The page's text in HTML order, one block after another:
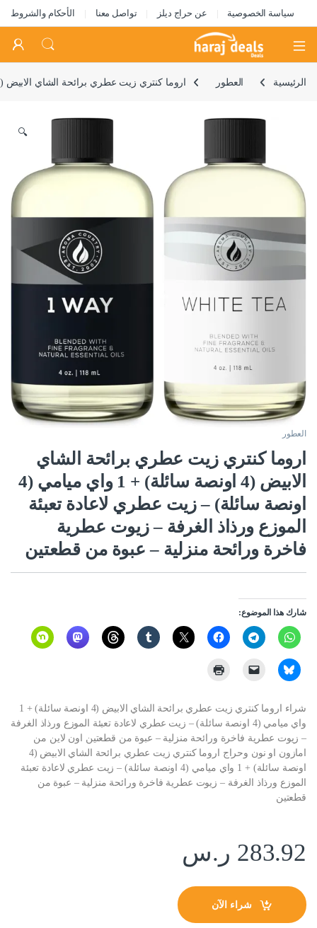
سياسة الخصوصية عن حراج ديلز تواصل معنا الأحكام والشروط
Open
الرئيسية العطور اروما كنتري زيت عطري برائحة الشاي الابيض (4 اونصة سائلة) + 1 واي ميامي (4 اونصة سائلة) – زيت عطري لاعادة تعبئة الموزع ورذاذ الغرفة – زيوت عطرية فاخرة ورائحة منزلية – عبوة من قطعتين
🔍
العطور
اروما كنتري زيت عطري برائحة الشاي
الابيض (4 اونصة سائلة) + 1 واي ميامي (4
اونصة سائلة) – زيت عطري لاعادة تعبئة
الموزع ورذاذ الغرفة – زيوت عطرية
فاخرة ورائحة منزلية – عبوة من قطعتين
شارك هذا الموضوع:
شراء اروما كنتري زيت عطري برائحة الشاي الابيض (4 اونصة سائلة) + 1
واي ميامي (4 اونصة سائلة) – زيت عطري لاعادة تعبئة الموزع ورذاذ الغرفة
– زيوت عطرية فاخرة ورائحة منزلية – عبوة من قطعتين اون لاين من
امازون او نون وحراج اروما كنتري زيت عطري برائحة الشاي الابيض (4
اونصة سائلة) + 1 واي ميامي (4 اونصة سائلة) – زيت عطري لاعادة تعبئة
الموزع ورذاذ الغرفة – زيوت عطرية فاخرة ورائحة منزلية – عبوة من
قطعتين
283.92 ر.س
شراء الآن